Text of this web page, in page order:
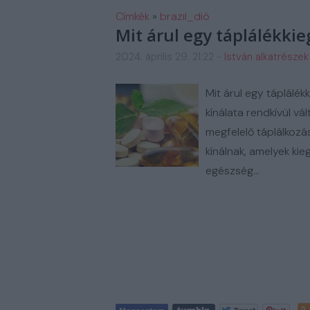
FM AUTOSZERIZ GALERIA
Címkék » brazil_dió
Mit árul egy
István alkatrészek
Mit árul egy
kínálata rendkívül
megfelelő
kínálnak, amelyek
egészség…